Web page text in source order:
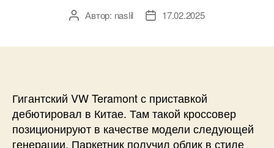
АвторАвтор: naslil
Дата17.02.2025
Гигантский VW Teramont с приставкой
дебютировал в Китае. Там такой кроссовер
позиционируют в качестве модели следующей
генерации. Паркетник получил облик в стиле